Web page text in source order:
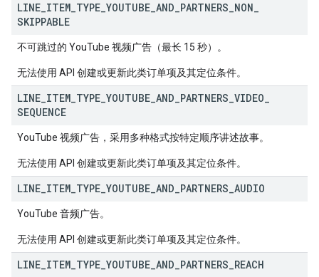
LINE ITEM TYPE YOUTUBE AND PARTNERS NON
SKIPPABLE
不可跳过的 YouTube 视频广告（最长 15 秒）。
无法使用 API 创建或更新此类订单项及其定位条件。
LINE ITEM TYPE YOUTUBE AND PARTNERS VIDEO
SEQUENCE
YouTube 视频广告，采用多种格式按特定顺序讲述故事。
无法使用 API 创建或更新此类订单项及其定位条件。
LINE ITEM TYPE YOUTUBE AND PARTNERS AUDIO
YouTube 音频广告。
无法使用 API 创建或更新此类订单项及其定位条件。
LINE ITEM TYPE YOUTUBE AND PARTNERS REACH